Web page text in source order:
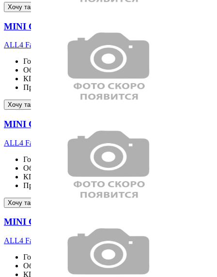
Хочу такой же
MINI COOPER S COUNTRYMAN
ALL4 Favoured
Год выпуска
Объём двигателя
1998 см³
КПП
Пробег
Хочу такой же
MINI COOPER S COUNTRYMAN
ALL4 Favoured
Год выпуска
Объём двигателя
1998 см³
КПП
Пробег
Хочу такой же
MINI COOPER S COUNTRYMAN
ALL4 Favoured
Год выпуска
Объём двигателя
1998 см³
КПП